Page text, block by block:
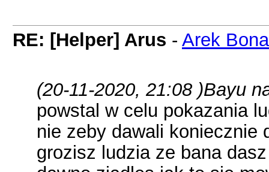
RE: [Helper] Arus - Arek
(20-11-2020, 21:08 )Bayu
powstal w celu pokazania
nie zeby dawali koniecznie
grozisz ludzia ze bana